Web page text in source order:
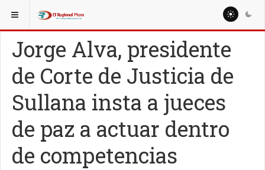
ESTÁ AQUÍ:
Jorge Alva, presidente
de Corte de Justicia de
Sullana insta a jueces
de paz a actuar dentro
de competencias